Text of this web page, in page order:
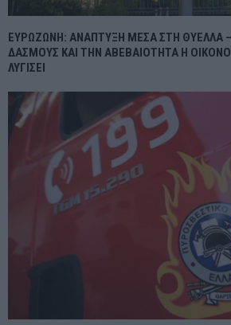
ΕΥΡΩΖΩΝΗ: ΑΝΑΠΤΥΞΗ ΜΕΣΑ ΣΤΗ ΘΥΕΛΛΑ
ΔΑΣΜΟΥΣ ΚΑΙ ΤΗΝ ΑΒΕΒΑΙΟΤΗΤΑ Η
ΛΥΓΙΣΕΙ